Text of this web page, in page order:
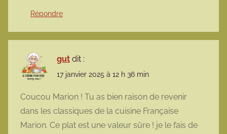
Répondre
gut dit :
17 janvier 2025 à 12 h 36 min
Coucou Marion ! Tu as bien raison de revenir
dans les classiques de la cuisine Française
Marion. Ce plat est une valeur sûre ! je le fais de